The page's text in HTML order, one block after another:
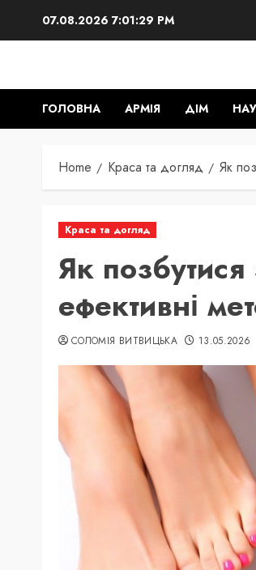
07.08.2026 7:01:30 PM
ГОЛОВНА АРМІЯ ДІМ
Home Краса та догляд Як
Краса та догляд
Як
ефективні
СОЛОМІЯ ВИТВИЦЬКА 13.05.2026